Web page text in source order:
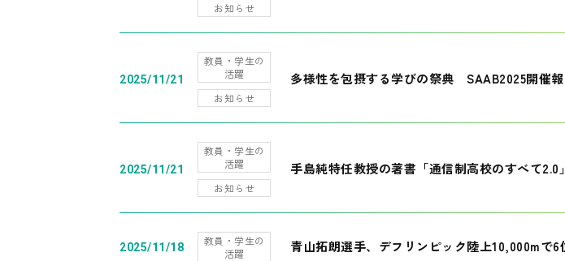
お知らせ
2025/11/21
教員・学生の
活躍
お知らせ
多様性を包摂する学びの祭典 SAAB2025開催
2025/11/21
教員・学生の
活躍
お知らせ
手島純特任教授の著書「通信制高校のすべて2.0
2025/11/18
教員・学生の
活躍
青山拓朗選手、デフリンピック陸上10,000mで6